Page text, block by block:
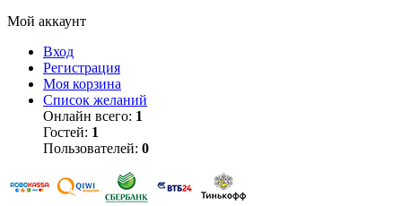
Мой аккаунт
Вход
Регистрация
Моя корзина
Список желаний
Онлайн всего: 1
Гостей: 1
Пользователей: 0